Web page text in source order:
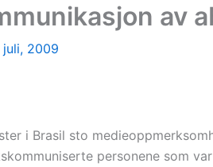
av
juli, 2009
i Brasil sto
personene som